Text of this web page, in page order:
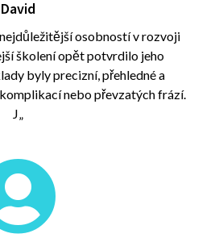
David
osobností v rozvoji
školení opět potvrdilo jeho
byly precizní, přehledné a
nebo převzatých frází.
J„